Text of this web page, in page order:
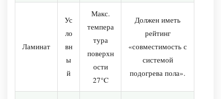
Ламинат
Ус
ло
вн
ы
й
Макс.
темпера
тура
поверхн
ости
27°C
Должен иметь
рейтинг
«совместимость с
системой
подогрева пола».